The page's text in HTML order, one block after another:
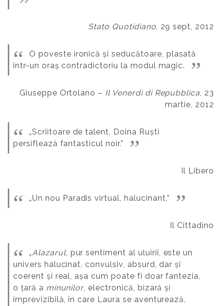
Stato Quotidiano, 29 sept, 2012
O poveste ironică și seducătoare, plasată
într-un oraș contradictoriu la modul magic.
Giuseppe Ortolano – Il Venerdì di Repubblica, 23
martie, 2012
„Scriitoare de talent, Doina Ruști
persiflează fantasticul noir.”
Il Libero
„Un nou Paradis virtual, halucinant.”
Il Cittadino
„Alazarul, pur sentiment al uluirii, este un
univers halucinat, convulsiv, absurd, dar și
coerent și real, așa cum poate fi doar fantezia,
o țară a minunilor, electronică, bizară și
imprevizibilă, în care Laura se aventurează,